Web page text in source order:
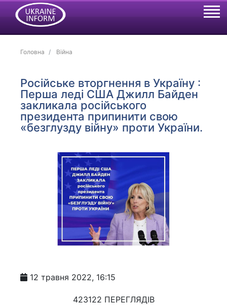
Головна Війна
Російське вторгнення в Україну :
Перша леді США Джилл Байден
закликала російського
президента припинити свою
«безглузду війну» проти України.
12 травня 2022, 16:15
423122 ПЕРЕГЛЯДІВ